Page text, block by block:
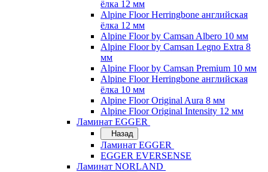
ёлка 12 мм
Alpine Floor Herringbone английская
ёлка 12 мм
Alpine Floor by Camsan Albero 10 мм
Alpine Floor by Camsan Legno Extra 8
мм
Alpine Floor by Camsan Premium 10 мм
Alpine Floor Herringbone английская
ёлка 10 мм
Alpine Floor Original Aura 8 мм
Alpine Floor Original Intensity 12 мм
Ламинат EGGER
Назад
Ламинат EGGER
EGGER EVERSENSE
Ламинат NORLAND